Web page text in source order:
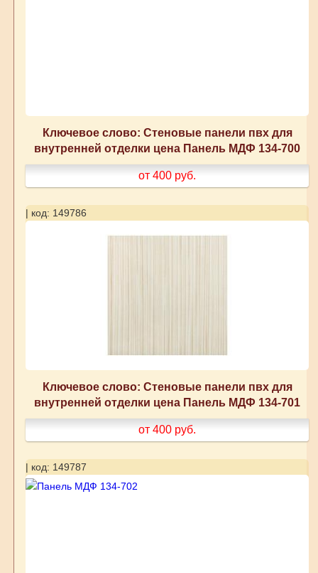
Ключевое слово: Стеновые панели пвх для
внутренней отделки цена Панель МДФ 134-700
от 400 руб.
| код: 149786
Ключевое слово: Стеновые панели пвх для
внутренней отделки цена Панель МДФ 134-701
от 400 руб.
| код: 149787